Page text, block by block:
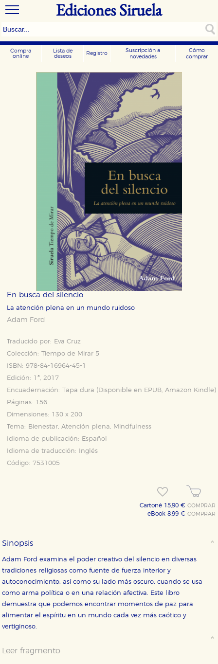
Ediciones Siruela
Compra
online
Lista de
deseos
Registro
Suscripción a
novedades
Cómo
comprar
En busca del silencio
La atención plena en un mundo ruidoso
Adam Ford
Traducido por:
Eva Cruz
Colección: Tiempo de Mirar 5
ISBN: 978-84-16964-45-1
Edición: 1ª, 2017
Encuadernación: Tapa dura (Disponible en EPUB,Amazon Kindle )
Páginas: 156
Dimensiones: 130 x 200
Tema:
Bienestar, Atención plena, Mindfulness
Idioma de publicación:
Español
Idioma de traducción:
Inglés
Código: 7531005
Cartoné 15,90 €COMPRAR
eBook 8,99 €COMPRAR
Sinopsis
Adam Ford examina el poder creativo del silencio en diversas
tradiciones religiosas como fuente de fuerza interior y
autoconocimiento, así como su lado más oscuro, cuando se usa
como arma política o en una relación afectiva. Este libro
demuestra que podemos encontrar momentos de paz para
alimentar el espíritu en un mundo cada vez más caótico y
vertiginoso.
Leer fragmento